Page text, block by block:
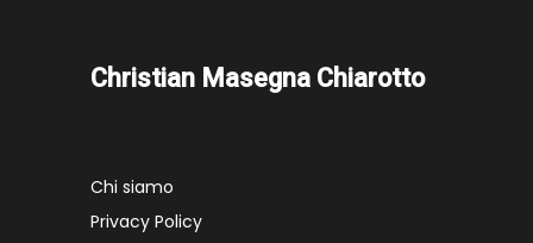
Christian Masegna Chiarotto
Chi siamo
Privacy Policy